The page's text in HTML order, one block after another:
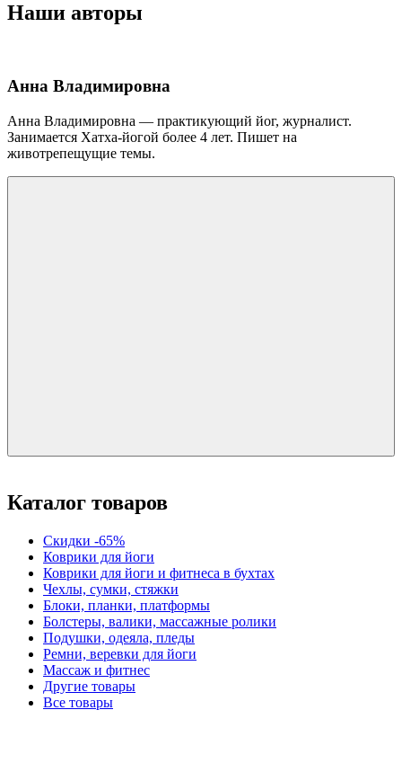
Наши авторы
Анна Владимировна
Анна Владимировна — практикующий йог, журналист.
Занимается Хатха-йогой более 4 лет. Пишет на
животрепещущие темы.
Каталог товаров
Скидки -65%
Коврики для йоги
Коврики для йоги и фитнеса в бухтах
Чехлы, сумки, стяжки
Блоки, планки, платформы
Болстеры, валики, массажные ролики
Подушки, одеяла, пледы
Ремни, веревки для йоги
Массаж и фитнес
Другие товары
Все товары